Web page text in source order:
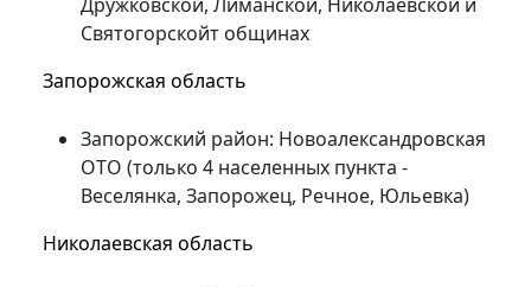
Святогорскойт общинах
Запорожская область
Запорожский район: Новоалександровская
ОТО (только 4 населенных пункта -
Веселянка, Запорожец, Речное, Юльевка)
Николаевская область